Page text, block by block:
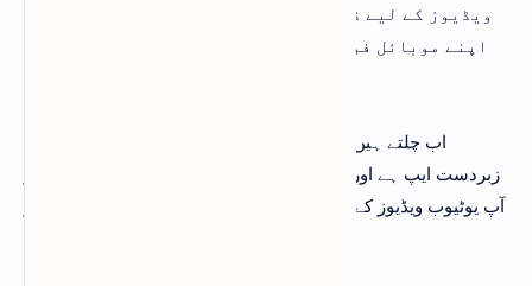
ویڈیوز کے لیے ڈاؤن لوڈ کرنا چاہتے ہیں تو اس ایپ کو
اپنے موبائل فون میں ضرور ڈاؤن لوڈ کریں کریں گے یہ
اب چلتے ہیں اس لسٹ میں موجود اگلے ایپ پر جو کہ ایک
زبردست ایپ ہے اور اس پر کافی زیادہ میوزک موجود ہے جس کو
آپ یوٹیوب ویڈیوز کے لیے ڈاؤن لوڈ کرکے استعمال کرسکتے ہیں اور